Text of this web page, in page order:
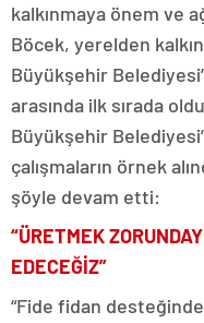
kalkınmaya önem ve
Böcek, yerelden
Büyükşehir
arasında ilk sırada
Büyükşehir
çalışmaların örnek
şöyle devam etti:
“ÜRETMEK
EDECEĞİZ”
“Fide fidan